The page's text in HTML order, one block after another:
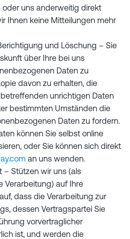
oder uns anderweitig direkt
Ihnen keine Mitteilungen mehr
und Löschung – Sie
über Ihre bei uns
Daten zu
davon zu erhalten, die
unrichtigen Daten
bestimmten Umständen die
Daten zu fordern.
können Sie selbst online
oder Sie können sich direkt
an uns wenden.
– Stützen wir uns (als
Verarbeitung) auf Ihre
dass die Verarbeitung zur
dessen Vertragspartei Sie
vorvertraglicher
ist, und werden die